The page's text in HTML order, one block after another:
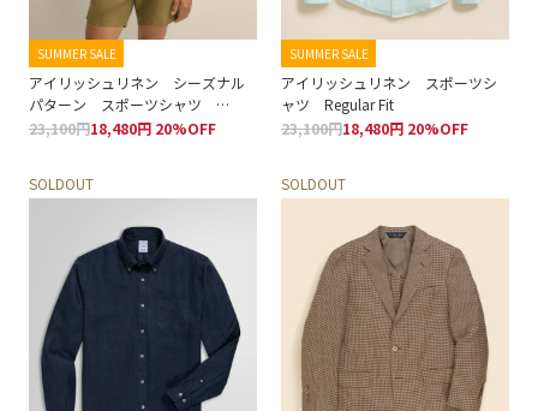
SUMMER SALE
アイリッシュリネン シーズナル
パターン スポーツシャツ
Regular Fit
23,100円18,480円 20%OFF
SUMMER SALE
アイリッシュリネン スポーツシ
ャツ Regular Fit
23,100円18,480円 20%OFF
SOLDOUT SOLDOUT